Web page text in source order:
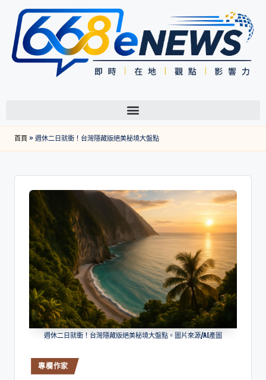
首頁»週休二日就衝！台灣隱藏版絕美秘境大盤點
週休二日就衝！台灣隱藏版絕美秘境大盤點。圖片來源/AI產圖
專欄作家